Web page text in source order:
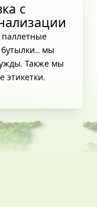
с
мы
Также мы
этикетки.